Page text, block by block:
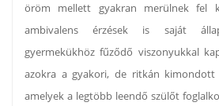
öröm mellett gyakran merülnek fel
ambivalens érzések is saját
gyermekükhöz fűződő viszonyukkal
azokra a gyakori, de ritkán kimondott
amelyek a legtöbb leendő szülőt